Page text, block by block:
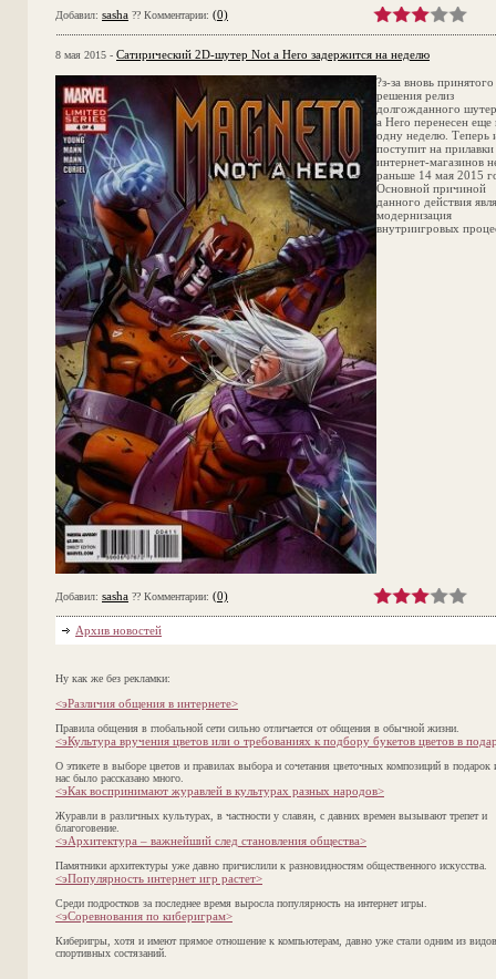
Добавил: sasha ?? Комментарии: (0)
8 мая 2015 - Сатирический 2D-шутер Not a Hero задержится на неделю
?з-за вновь принятого
решения релиз
долгожданного
a Hero перенесен еще
одну неделю. Теперь
поступит на прилавки
интернет-магазинов
раньше 14 мая 2015
Основной причиной
данного действия
модернизация
внутриигровых
Добавил: sasha ?? Комментарии: (0)
Архив новостей
Ну как же без рекламки:
<эРазличия общения в интернете>
Правила общения в глобальной сети сильно отличается от общения в обычной жизни.
<эКультура вручения цветов или о требованиях к подбору букетов цветов в
О этикете в выборе цветов и правилах выбора и сочетания цветочных композиций в подарок
нас было рассказано много.
<эКак воспринимают журавлей в культурах разных народов>
Журавли в различных культурах, в частности у славян, с давних времен вызывают трепет и
благоговение.
<эАрхитектура – важнейший след становления общества>
Памятники архитектуры уже давно причислили к разновидностям общественного искусства.
<эПопулярность интернет игр растет>
Среди подростков за последнее время выросла популярность на интернет игры.
<эСоревнования по кибериграм>
Киберигры, хотя и имеют прямое отношение к компьютерам, давно уже стали одним из видов
спортивных состязаний.